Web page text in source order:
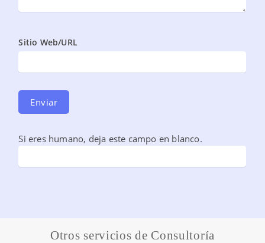
Sitio Web/URL
Enviar
Si eres humano, deja este campo en blanco.
Otros servicios de Consultoría